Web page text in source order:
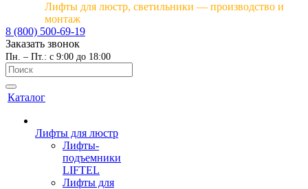
Лифты для люстр, светильники — производство и
монтаж
8 (800) 500-69-19
Заказать звонок
Пн. – Пт.: с 9:00 до 18:00
Каталог
Лифты для люстр
Лифты-
подъемники
LIFTEL
Лифты для